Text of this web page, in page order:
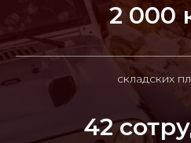
2 000
складских
42